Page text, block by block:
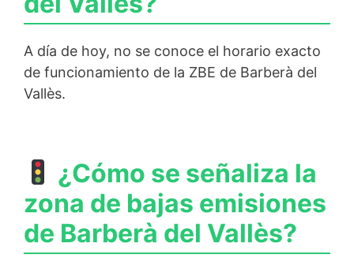
A día de hoy, no se conoce el horario exacto
de funcionamiento de la ZBE de Barberà del
Vallès.
¿Cómo se señaliza la
zona de bajas emisiones
de Barberà del Vallès?